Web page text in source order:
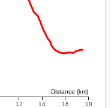
12 14 16 18
Distance (km)